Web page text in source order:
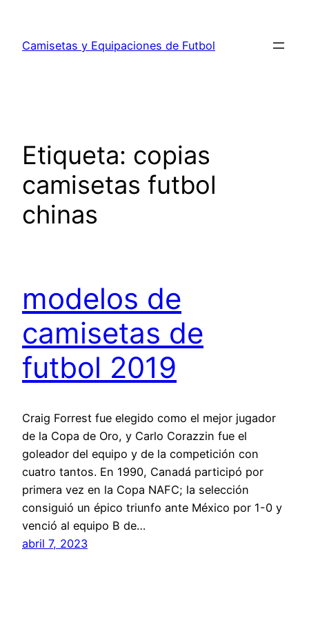
contenido
Camisetas y Equipaciones de Futbol
Etiqueta: copias
camisetas futbol
chinas
modelos de
camisetas de
futbol 2019
Craig Forrest fue elegido como el mejor jugador
de la Copa de Oro, y Carlo Corazzin fue el
goleador del equipo y de la competición con
cuatro tantos. En 1990, Canadá participó por
primera vez en la Copa NAFC; la selección
consiguió un épico triunfo ante México por 1-0 y
venció al equipo B de…
abril 7, 2023